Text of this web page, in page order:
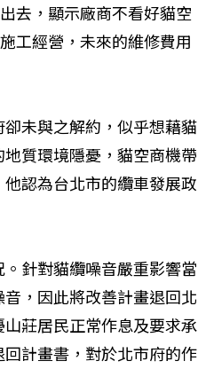
去，顯示廠商不看好貓空
工經營，未來的維修費用
未與之解約，似乎想藉貓
質環境隱憂，貓空商機帶
認為台北市的纜車發展政
針對貓纜噪音嚴重影響當
，因此將改善計畫退回北
莊居民正常作息及要求承
計畫書，對於北市府的作